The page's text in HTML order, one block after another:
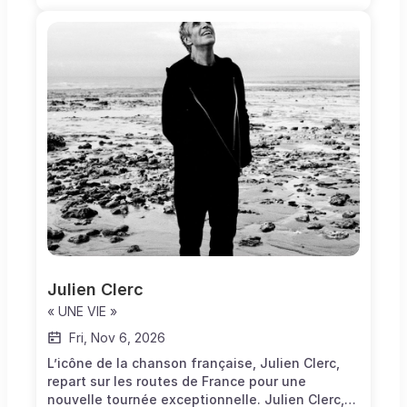
offrir une cinquième saison inoubliable : une
expérience musicale intense, profondément
émouvante, portée par une complicité rare.La
saison 5 promet des concerts d’exception,
mêlant les chansons iconiques de Michel
Jonasz à de nouvelles interprétations, dans un
format intimiste et élégant où émotion, plaisir
du live et magie du Piano-Voix se rencontrent
sur scène.
Julien Clerc
« UNE VIE »
Fri, Nov 6, 2026
L’icône de la chanson française, Julien Clerc,
repart sur les routes de France pour une
nouvelle tournée exceptionnelle. Julien Clerc,